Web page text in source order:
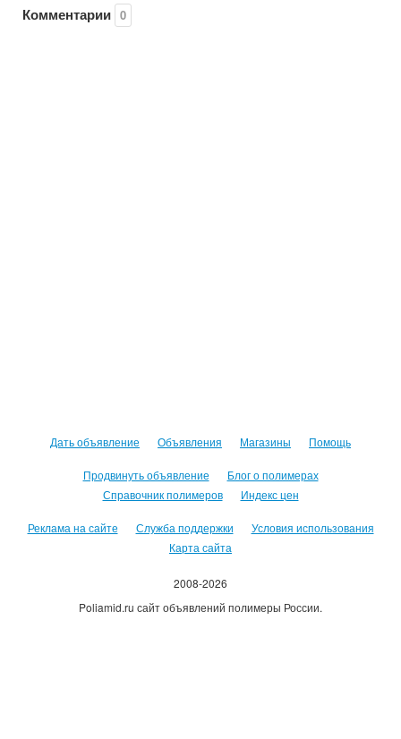
Комментарии 0
Дать объявление Объявления Магазины Помощь
Продвинуть объявление
Блог о полимерах
Справочник полимеров
Индекс цен
Реклама на сайте Служба поддержки
Условия использования
Карта сайта
2008-2026
Poliamid.ru сайт объявлений полимеры России.